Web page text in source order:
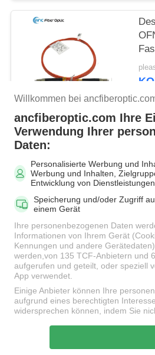
Beliebte
MPO Glasfaserkabel
LWL Pigtail
Fiber Optic-Splitter
Willkommen bei
ancfiberoptic.com Ihre
Verwendung Ihrer
Daten:
Personalisierte Werbung und
Werbung und Inhalten,
Entwicklung von Dienstleistungen
Speicherung und/oder Zugriff
einem Gerät
Ihre personenbezogenen Daten
Informationen von Ihrem Gerät
Kennungen und andere
werden,von 135 TCF-Anbietern und
aufgerufen und geteilt, oder speziell
App verwendet.
Einige Anbieter können Ihre
aufgrund eines berechtigten
widersprechen können, indem Sie